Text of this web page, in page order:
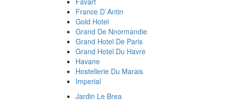
France D`Antin
Gold Hotel
Grand De Nnormandie
Grand Hotel De Paris
Grand Hotel Du Havre
Havane
Hostellerie Du Marais
Imperial
Jardin Le Brea